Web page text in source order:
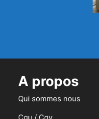
A propos
Qui sommes nous